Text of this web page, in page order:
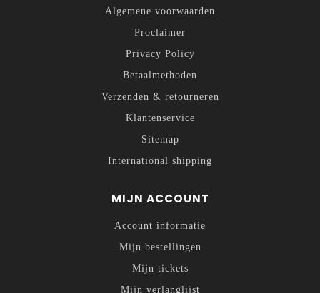
Algemene voorwaarden
Proclaimer
Privacy Policy
Betaalmethoden
Verzenden & retourneren
Klantenservice
Sitemap
International shipping
MIJN ACCOUNT
Account informatie
Mijn bestellingen
Mijn tickets
Mijn verlanglijst